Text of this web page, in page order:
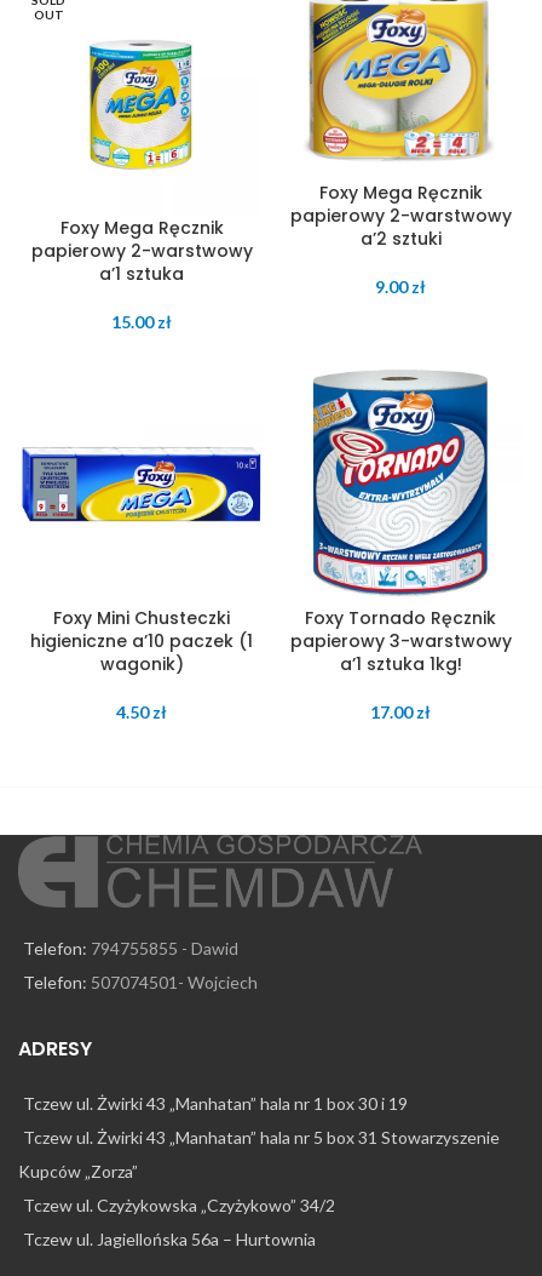
OUT
Foxy Mega Ręcznik
papierowy 2-warstwowy
a’1 sztuka
15.00zł
Foxy Mega Ręcznik
papierowy 2-warstwowy
a’2 sztuki
9.00zł
Foxy Mini Chusteczki
higieniczne a’10 paczek (1
wagonik)
4.50zł
Foxy Tornado Ręcznik
papierowy 3-warstwowy
a’1 sztuka 1kg!
17.00zł
Telefon: 794755855 - Dawid
Telefon: 507074501- Wojciech
ADRESY
Tczew ul. Żwirki 43 „Manhatan” hala nr 1 box 30 i 19
Tczew ul. Żwirki 43 „Manhatan” hala nr 5 box 31 Stowarzyszenie
Kupców „Zorza”
Tczew ul. Czyżykowska „Czyżykowo” 34/2
Tczew ul. Jagiellońska 56a – Hurtownia